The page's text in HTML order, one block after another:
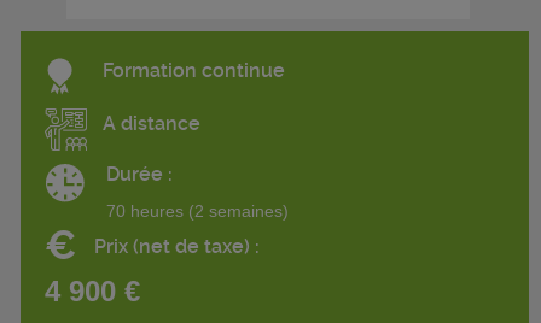
Formation continue
A distance
Durée :
70 heures (2 semaines)
€ Prix (net de taxe) :
4 900 €